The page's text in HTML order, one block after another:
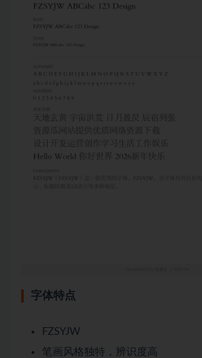
字体特点
FZSYJW
笔画风格独特，辨识度高